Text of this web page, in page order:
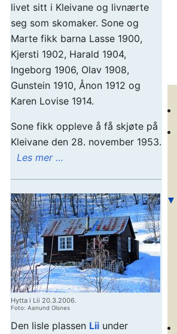
livet sitt i Kleivane og livnærte
seg som skomaker. Sone og
Marte fikk barna Lasse 1900,
Kjersti 1902, Harald 1904,
Ingeborg 1906, Olav 1908,
Gunstein 1910, Ånon 1912 og
Karen Lovise 1914.
Sone fikk oppleve å få skjøte på
Kleivane den 28. november 1953.
Les mer …
Hytta i Lii 20.3.2006.
Foto: Aanund Olsnes
Den lisle plassen Lii under